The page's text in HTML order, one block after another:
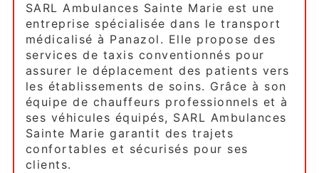
SARL Ambulances Sainte Marie est une
entreprise spécialisée dans le transport
médicalisé à Panazol. Elle propose des
services de taxis conventionnés pour
assurer le déplacement des patients vers
les établissements de soins. Grâce à son
équipe de chauffeurs professionnels et à
ses véhicules équipés, SARL Ambulances
Sainte Marie garantit des trajets
confortables et sécurisés pour ses
clients.